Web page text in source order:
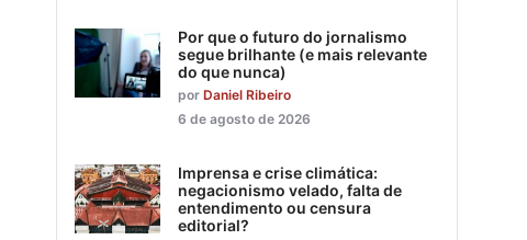
Por que o futuro do jornalismo
segue brilhante (e mais relevante
do que nunca)
por Daniel Ribeiro
6 de agosto de 2026
Imprensa e crise climática:
negacionismo velado, falta de
entendimento ou censura
editorial?